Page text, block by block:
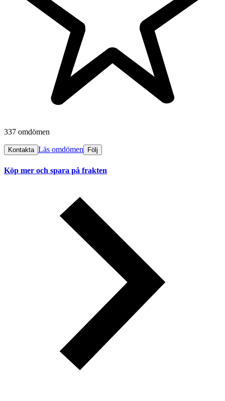
337 omdömen
Kontakta Läs omdömen Följ
Köp mer och spara på frakten